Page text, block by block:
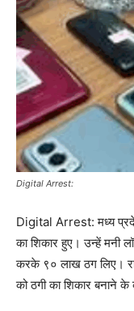
Digital Arrest:
Digital Arrest: मध्य
का शिकार हुए। उन्हें मनी
करके ९० लाख ठग लिए।
को ठगी का शिकार बनाने के